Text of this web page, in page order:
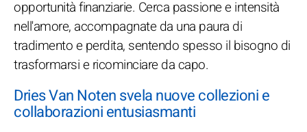
opportunità finanziarie. Cerca passione e intensità
nell'amore, accompagnate da una paura di
tradimento e perdita, sentendo spesso il bisogno di
trasformarsi e ricominciare da capo.
Dries Van Noten svela nuove collezioni e
collaborazioni entusiasmanti